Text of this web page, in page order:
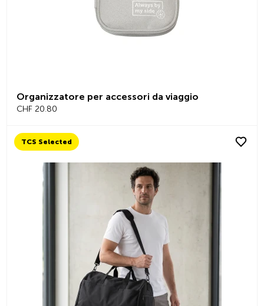
Organizzatore per accessori da viaggio
CHF 20.80
TCS Selected